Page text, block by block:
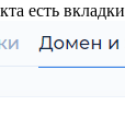
есть